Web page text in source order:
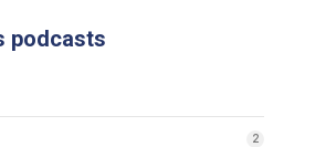
podcasts
2